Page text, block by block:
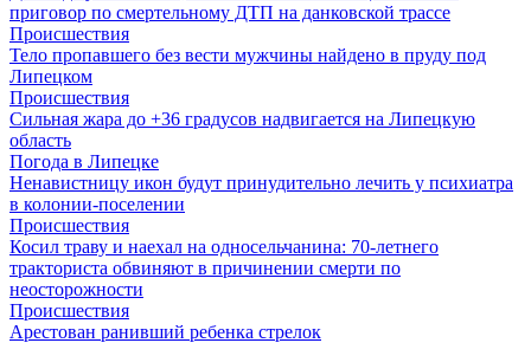
приговор по смертельному ДТП на данковской трассе
Происшествия
Тело пропавшего без вести мужчины найдено в пруду под
Липецком
Происшествия
Сильная жара до +36 градусов надвигается на Липецкую
область
Погода в Липецке
Ненавистницу икон будут принудительно лечить у психиатра
в колонии-поселении
Происшествия
Косил траву и наехал на односельчанина: 70-летнего
тракториста обвиняют в причинении смерти по
неосторожности
Происшествия
Арестован ранивший ребенка стрелок